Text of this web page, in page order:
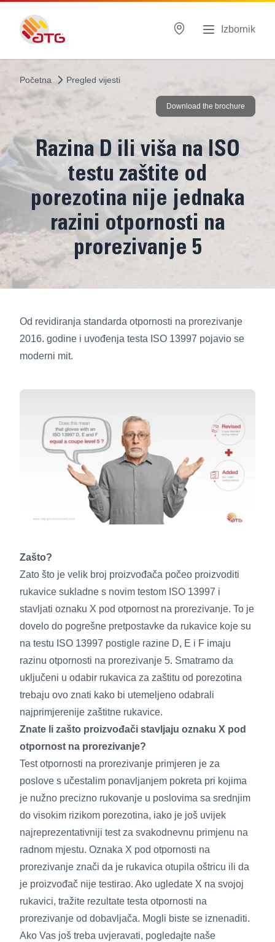
Izbornik
Početna Pregled vijesti
Download the brochure
Razina D ili viša na ISO
testu zaštite od
porezotina nije jednaka
razini otpornosti na
prorezivanje 5
Od revidiranja standarda otpornosti na prorezivanje
2016. godine i uvođenja testa ISO 13997 pojavio se
moderni mit.
Zašto?
Zato što je velik broj proizvođača počeo proizvoditi
rukavice sukladne s novim testom ISO 13997 i
stavljati oznaku X pod otpornost na prorezivanje. To je
dovelo do pogrešne pretpostavke da rukavice koje su
na testu ISO 13997 postigle razine D, E i F imaju
razinu otpornosti na prorezivanje 5. Smatramo da
uključeni u odabir rukavica za zaštitu od porezotina
trebaju ovo znati kako bi utemeljeno odabrali
najprimjerenije zaštitne rukavice.
Znate li zašto proizvođači stavljaju oznaku X pod
otpornost na prorezivanje?
Test otpornosti na prorezivanje primjeren je za
poslove s učestalim ponavljanjem pokreta pri kojima
je nužno precizno rukovanje u poslovima sa srednjim
do visokim rizikom porezotina, iako je još uvijek
najreprezentativniji test za svakodnevnu primjenu na
radnom mjestu. Oznaka X pod otpornosti na
prorezivanje znači da je rukavica otupila oštricu ili da
je proizvođač nije testirao. Ako ugledate X na svojoj
rukavici, tražite rezultate testa otpornosti na
prorezivanje od dobavljača. Mogli biste se iznenaditi.
Ako Vas još treba uvjeravati, pogledajte naše